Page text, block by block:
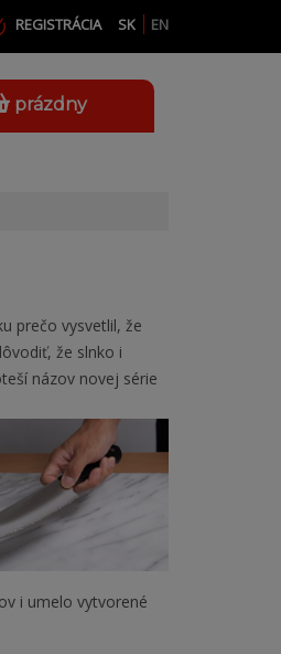
SK EN
REGISTRÁCIA
prázdny
prečo vysvetlil, že
že slnko i
názov novej série
i umelo vytvorené